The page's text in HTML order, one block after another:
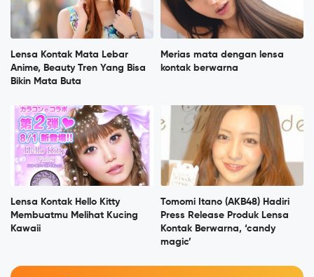
Lensa Kontak Mata Lebar
Anime, Beauty Tren Yang Bisa
Bikin Mata Buta
Merias mata dengan lensa
kontak berwarna
Lensa Kontak Hello Kitty
Membuatmu Melihat Kucing
Kawaii
Tomomi Itano (AKB48) Hadiri
Press Release Produk Lensa
Kontak Berwarna, ‘candy
magic’